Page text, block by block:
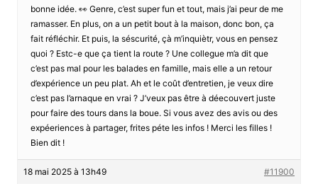
bonne idée. 👀 Genre, c’est super fun et tout, mais j’ai peur de me
ramasser. En plus, on a un petit bout à la maison, donc bon, ça
fait réfléchir. Et puis, la séscurité, çà m’inquiètr, vous en pensez
quoi ? Estc-e que ça tient la route ? Une collegue m’a dit que
c’est pas mal pour les balades en famille, mais elle a un retour
d’expérience un peu plat. Ah et le coût d’entretien, je veux dire
c’est pas l’arnaque en vrai ? J’veux pas être à déecouvert juste
pour faire des tours dans la boue. Si vous avez des avis ou des
expéeriences à partager, frites péte les infos ! Merci les filles !
Bien dit !
18 mai 2025 à 13h49 #11900